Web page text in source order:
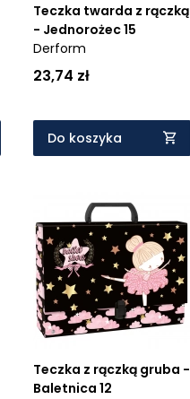
Teczka twarda z rączką
- Jednorożec 15
Derform
23,74 zł
Do koszyka
Teczka z rączką gruba -
Baletnica 12